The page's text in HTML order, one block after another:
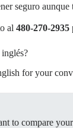
seguro aunque
al 480-270-2935
for your
to compare